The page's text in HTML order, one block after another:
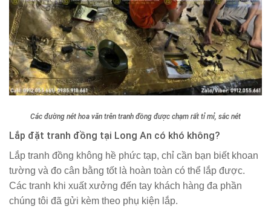
Các đường nét hoa văn trên tranh đồng được chạm rất tỉ mỉ, sắc nét
Lắp đặt tranh đồng tại Long An có khó không?
Lắp tranh đồng không hề phức tạp, chỉ cần bạn biết khoan
tường và đo cân bằng tốt là hoàn toàn có thể lắp được.
Các tranh khi xuất xưởng đến tay khách hàng đa phần
chúng tôi đã gửi kèm theo phụ kiện lắp.